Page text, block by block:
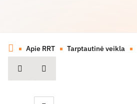
Apie RRT Tarptautinė veikla
spausdintiDalintis